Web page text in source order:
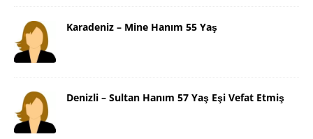
Karadeniz – Mine Hanım 55 Yaş
Denizli – Sultan Hanım 57 Yaş Eşi Vefat Etmiş